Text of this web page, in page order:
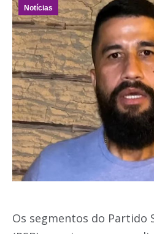
Notícias
Os segmentos do Partido